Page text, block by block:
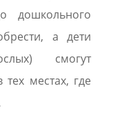
а дети
смогут
местах, где